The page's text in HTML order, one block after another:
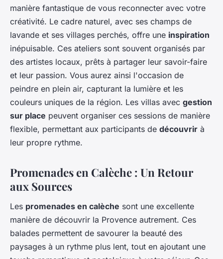
manière fantastique de vous reconnecter avec votre
créativité. Le cadre naturel, avec ses champs de
lavande et ses villages perchés, offre une inspiration
inépuisable. Ces ateliers sont souvent organisés par
des artistes locaux, prêts à partager leur savoir-faire
et leur passion. Vous aurez ainsi l'occasion de
peindre en plein air, capturant la lumière et les
couleurs uniques de la région. Les villas avec gestion
sur place peuvent organiser ces sessions de manière
flexible, permettant aux participants de découvrir à
leur propre rythme.
Promenades en Calèche : Un Retour
aux Sources
Les promenades en calèche sont une excellente
manière de découvrir la Provence autrement. Ces
balades permettent de savourer la beauté des
paysages à un rythme plus lent, tout en ajoutant une